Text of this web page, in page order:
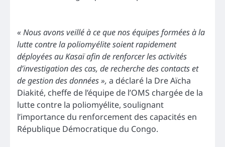
« Nous avons veillé à ce que nos équipes formées à la
lutte contre la poliomyélite soient rapidement
déployées au Kasaï afin de renforcer les activités
d’investigation des cas, de recherche des contacts et
de gestion des données », a déclaré la Dre Aïcha
Diakité, cheffe de l’équipe de l’OMS chargée de la
lutte contre la poliomyélite, soulignant
l’importance du renforcement des capacités en
République Démocratique du Congo.